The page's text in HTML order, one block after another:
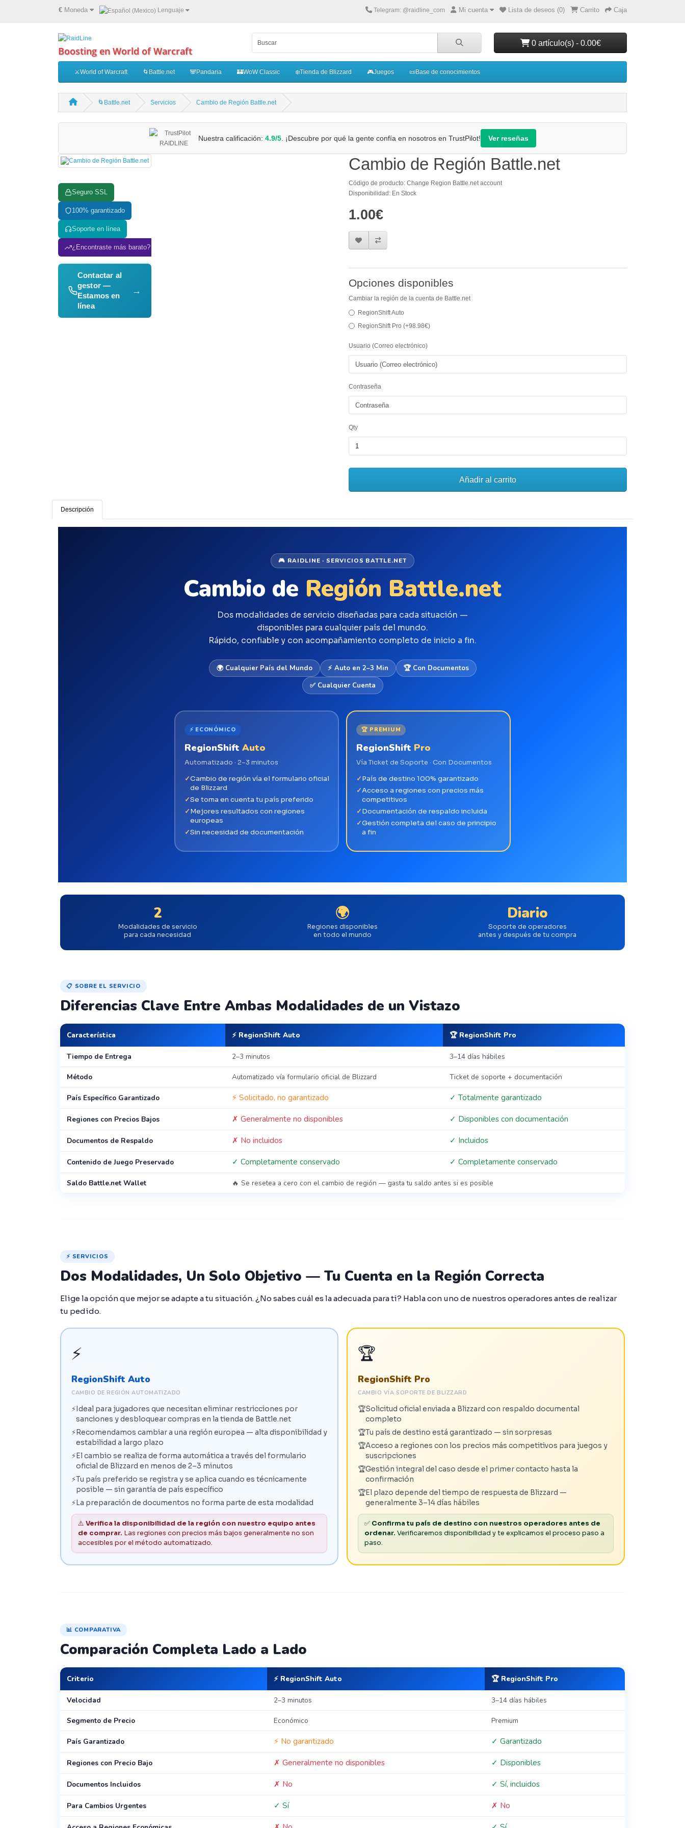
€ Moneda Lenguaje Telegram: @raidline_com Mi cuenta Lista de deseos (0) Carrito Caja
Boosting en World of Warcraft
0 artículo(s) - 0.00€
⚔️World of Warcraft 🌀Battle.net 🐼Pandaria 🏰WoW Classic ❄️Tienda de Blizzard 🎮Juegos 📜Base de conocimientos
🌀Battle.net Servicios Cambio de Región Battle.net
Nuestra calificación: 4.9/5. ¡Descubre por qué la gente confía en nosotros en TrustPilot! Ver reseñas
Seguro SSL
100% garantizado
Soporte en línea
¿Encontraste más barato? ¡Lo igualamos!
Contactar al
gestor —
Estamos en
línea
→
Cambio de Región Battle.net
Código de producto: Change Region Battle.net account
Disponibilidad: En Stock
1.00€
Opciones disponibles
Cambiar la región de la cuenta de Battle.net
RegionShift Auto
RegionShift Pro (+98.98€)
Usuario (Correo electrónico)
Contraseña
Qty
Añadir al carrito
Descripción
🎮 RAIDLINE · SERVICIOS BATTLE.NET
Cambio de Región Battle.net
Dos modalidades de servicio diseñadas para cada situación —
disponibles para cualquier país del mundo.
Rápido, confiable y con acompañamiento completo de inicio a fin.
🌍 Cualquier País del Mundo ⚡ Auto en 2–3 Min
🏆 Con Documentos
✅ Cualquier Cuenta
⚡ ECONÓMICO
RegionShift Auto
Automatizado · 2–3 minutos
Cambio de región vía el formulario oficial
de Blizzard
Se toma en cuenta tu país preferido
Mejores resultados con regiones
europeas
Sin necesidad de documentación
🏆 PREMIUM
RegionShift Pro
Vía Ticket de Soporte · Con Documentos
País de destino 100% garantizado
Acceso a regiones con precios más
competitivos
Documentación de respaldo incluida
Gestión completa del caso de principio
a fin
2
Modalidades de servicio
para cada necesidad
🌍
Regiones disponibles
en todo el mundo
Diario
Soporte de operadores
antes y después de tu compra
📋 SOBRE EL SERVICIO
Diferencias Clave Entre Ambas Modalidades de un Vistazo
Característica ⚡ RegionShift Auto 🏆 RegionShift Pro
Tiempo de Entrega 2–3 minutos 3–14 días hábiles
Método Automatizado vía formulario oficial de Blizzard Ticket de soporte + documentación
País Específico Garantizado ⚡ Solicitado, no garantizado ✓ Totalmente garantizado
Regiones con Precios Bajos ✗ Generalmente no disponibles ✓ Disponibles con documentación
Documentos de Respaldo ✗ No incluidos ✓ Incluidos
Contenido de Juego Preservado ✓ Completamente conservado ✓ Completamente conservado
Saldo Battle.net Wallet 🔥 Se resetea a cero con el cambio de región — gasta tu saldo antes si es posible
⚡ SERVICIOS
Dos Modalidades, Un Solo Objetivo — Tu Cuenta en la Región Correcta
Elige la opción que mejor se adapte a tu situación. ¿No sabes cuál es la adecuada para ti? Habla con uno de nuestros operadores antes de realizar
tu pedido.
⚡
RegionShift Auto
CAMBIO DE REGIÓN AUTOMATIZADO
Ideal para jugadores que necesitan eliminar restricciones por
sanciones y desbloquear compras en la tienda de Battle.net
Recomendamos cambiar a una región europea — alta disponibilidad y
estabilidad a largo plazo
El cambio se realiza de forma automática a través del formulario
oficial de Blizzard en menos de 2–3 minutos
Tu país preferido se registra y se aplica cuando es técnicamente
posible — sin garantía de país específico
La preparación de documentos no forma parte de esta modalidad
⚠️ Verifica la disponibilidad de la región con nuestro equipo antes
de comprar. Las regiones con precios más bajos generalmente no son
accesibles por el método automatizado.
🏆
RegionShift Pro
CAMBIO VÍA SOPORTE DE BLIZZARD
Solicitud oficial enviada a Blizzard con respaldo documental
completo
Tu país de destino está garantizado — sin sorpresas
Acceso a regiones con los precios más competitivos para juegos y
suscripciones
Gestión integral del caso desde el primer contacto hasta la
confirmación
El plazo depende del tiempo de respuesta de Blizzard —
generalmente 3–14 días hábiles
✅ Confirma tu país de destino con nuestros operadores antes de
ordenar. Verificaremos disponibilidad y te explicamos el proceso paso a
paso.
📊 COMPARATIVA
Comparación Completa Lado a Lado
Criterio ⚡ RegionShift Auto 🏆 RegionShift Pro
Velocidad 2–3 minutos 3–14 días hábiles
Segmento de Precio Económico Premium
País Garantizado ⚡ No garantizado ✓ Garantizado
Regiones con Precio Bajo ✗ Generalmente no disponibles ✓ Disponibles
Documentos Incluidos ✗ No ✓ Sí, incluidos
Para Cambios Urgentes ✓ Sí ✗ No